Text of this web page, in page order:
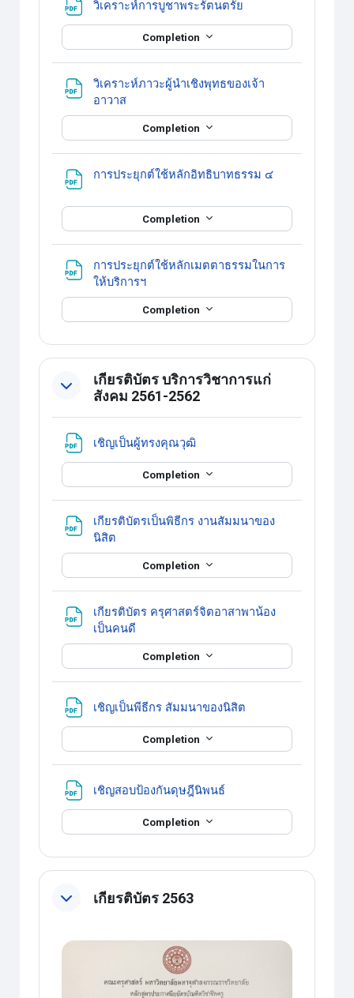
วิเคราะห์การบูชาพระรัตนตรัย
Completion
วิเคราะห์ภาวะผู้นำเชิงพุทธของเจ้า
อาวาส
Completion
การประยุกต์ใช้หลักอิทธิบาทธรรม ๔แหล่งข้อมูล
Completion
การประยุกต์ใช้หลักเมตตาธรรมในการ
ให้บริการฯ
Completion
เกียรติบัตร บริการวิชาการแก่
สังคม 2561-2562
เชิญเป็นผู้ทรงคุณวุฒิ
Completion
เกียรติบัตรเป็นพิธีกร งานสัมมนาของ
นิสิต
Completion
เกียรติบัตร ครุศาสตร์จิตอาสาพาน้อง
เป็นคนดี
Completion
เชิญเป็นพีธีกร สัมมนาของนิสิต
Completion
เชิญสอบป้องกันดุษฎีนิพนธ์
Completion
เกียรติบัตร 2563